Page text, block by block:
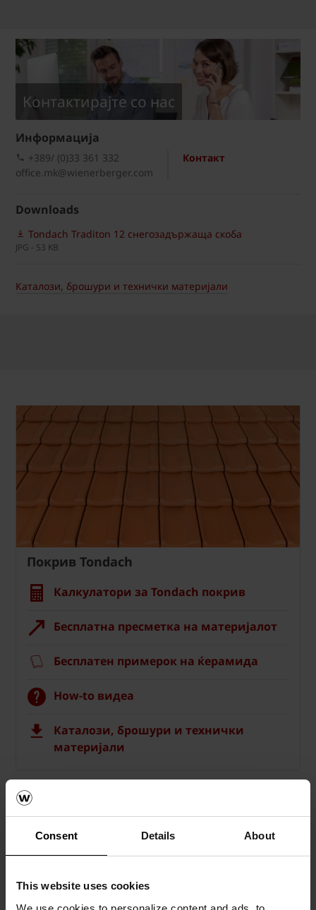
Consent Details About
This website uses cookies
Kонтактирајте со нас
Информациja
Контакт
+389/ (0)33 361 332
office.mk@wienerberger.com
Downloads
Tondach Traditon 12 снегозадържаща скоба
JPG - 53 KB
Каталози, брошури и технички материјали
Покрив Tondach
Калкулатори за Tondach покрив
Бесплатна пресметка на материјалот
Бесплатен примерок на ќерамида
How-to видеа
Каталози, брошури и технички
материјали